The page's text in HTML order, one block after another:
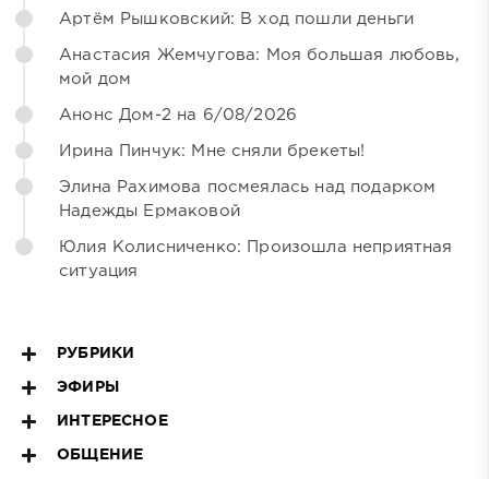
Артём Рышковский: В ход пошли деньги
Анастасия Жемчугова: Моя большая любовь,
мой дом
Анонс Дом-2 на 6/08/2026
Ирина Пинчук: Мне сняли брекеты!
Элина Рахимова посмеялась над подарком
Надежды Ермаковой
Юлия Колисниченко: Произошла неприятная
ситуация
РУБРИКИ
ЭФИРЫ
ИНТЕРЕСНОЕ
ОБЩЕНИЕ